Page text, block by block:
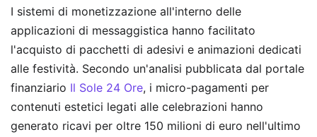
I sistemi di monetizzazione all'interno delle
applicazioni di messaggistica hanno facilitato
l'acquisto di pacchetti di adesivi e animazioni dedicati
alle festività. Secondo un'analisi pubblicata dal portale
finanziario Il Sole 24 Ore, i micro-pagamenti per
contenuti estetici legati alle celebrazioni hanno
generato ricavi per oltre 150 milioni di euro nell'ultimo